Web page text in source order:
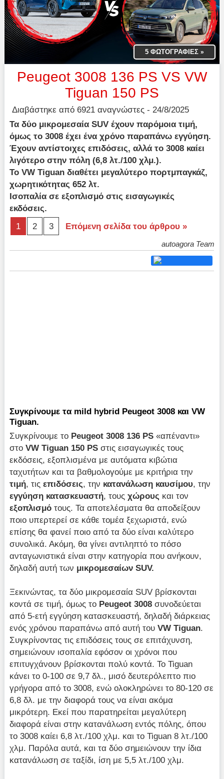
5 ΦΩΤΟΓΡΑΦΙΕΣ »
Peugeot 3008 136 PS VS VW
Tiguan 150 PS
Διαβάστηκε από 6921 αναγνώστες - 24/8/2025
Τα δύο μικρομεσαία SUV έχουν παρόμοια τιμή,
όμως το 3008 έχει ένα χρόνο παραπάνω εγγύηση.
Έχουν αντίστοιχες επιδόσεις, αλλά το 3008 καίει
λιγότερο στην πόλη (6,8 λτ./100 χλμ.).
Το VW Tiguan διαθέτει μεγαλύτερο πορτμπαγκάζ,
χωρητικότητας 652 λτ.
Ισοπαλία σε εξοπλισμό στις εισαγωγικές
εκδόσεις.
1
2 3 Επόμενη σελίδα του άρθρου »
autoagora Team
Συγκρίνουμε τα mild hybrid Peugeot 3008 και VW
Tiguan.
Συγκρίνουμε το Peugeot 3008 136 PS«απέναντι»
στοVW Tiguan 150 PS στις εισαγωγικές τους
εκδόσεις, εξοπλισμένα με αυτόματα κιβώτια
ταχυτήτων και τα βαθμολογούμε με κριτήρια την
τιμή, τιςεπιδόσεις, την κατανάλωση καυσίμου, την
εγγύηση κατασκευαστή, τουςχώρους και τον
εξοπλισμό τους. Τα αποτελέσματα θα αποδείξουν
ποιο υπερτερεί σε κάθε τομέα ξεχωριστά, ενώ
επίσης θα φανεί ποιο από τα δύο είναι καλύτερο
συνολικά. Ακόμη, θα γίνει αντιληπτό το πόσο
ανταγωνιστικά είναι στην κατηγορία που ανήκουν,
δηλαδή αυτή των μικρομεσαίων SUV.
Ξεκινώντας, τα δύο μικρομεσαία SUV βρίσκονται
κοντά σε τιμή, όμως το Peugeot 3008 συνοδεύεται
από 5-ετή εγγύηση κατασκευαστή, δηλαδή διάρκειας
ενός χρόνου παραπάνω από αυτή του VW Tiguan.
Συγκρίνοντας τις επιδόσεις τους σε επιτάχυνση,
σημειώνουν ισοπαλία εφόσον οι χρόνοι που
επιτυγχάνουν βρίσκονται πολύ κοντά. Το Tiguan
κάνει το 0-100 σε 9,7 δλ., μισό δευτερόλεπτο πιο
γρήγορα από το 3008, ενώ ολοκληρώνει το 80-120 σε
6,8 δλ. με την διαφορά τους να είναι ακόμα
μικρότερη. Εκεί που παρατηρείται μεγαλύτερη
διαφορά είναι στην κατανάλωση εντός πόλης, όπου
το 3008 καίει 6,8 λτ./100 χλμ. και το Tiguan 8 λτ./100
χλμ. Παρόλα αυτά, και τα δύο σημειώνουν την ίδια
κατανάλωση σε ταξίδι, ίση με 5,5 λτ./100 χλμ.